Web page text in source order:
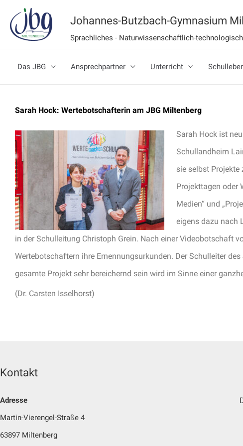
Inhalt
springen
Johannes-Butzbach-Gymnasium
Sprachliches - Naturwissenschaftlich-
Das JBG Ansprechpartner Unterricht
Sarah Hock: Wertebotschafterin am JBG Miltenberg
Sarah Hock ist
Schullandheim
sie selbst Projekte
Projekttagen oder
Medien“ und
eigens dazu nach
in der Schulleitung Christoph Grein. Nach einer Videobotschaft
Wertebotschaftern ihre Ernennungsurkunden. Der Schulleiter
gesamte Projekt sehr bereichernd sein wird im Sinne einer
(Dr. Carsten Isselhorst)
Kontakt
Adresse
Martin-Vierengel-Straße 4
63897 Miltenberg